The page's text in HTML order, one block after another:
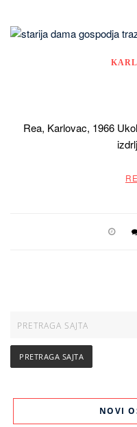
Rea, Karlovac, 1966
NOVI